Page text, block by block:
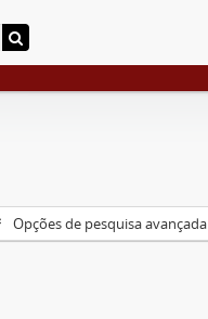
Opções de pesquisa avançada